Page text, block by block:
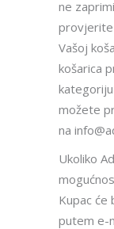
ne
provjerite
Vašoj
košarica
možete
na
Ukoliko
Kupac
putem e-